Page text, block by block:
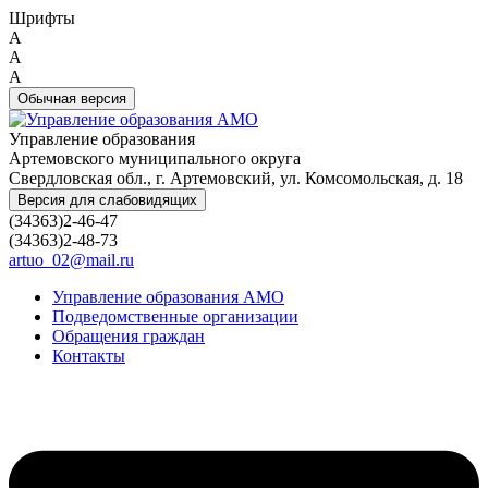
Шрифты
A
A
A
Обычная версия
Управление образования
Артемовского муниципального округа
Свердловская обл., г. Артемовский, ул. Комсомольская, д. 18
Версия для слабовидящих
(34363)2-46-47
(34363)2-48-73
artuo_02@mail.ru
Управление образования АМО
Подведомственные организации
Обращения граждан
Контакты